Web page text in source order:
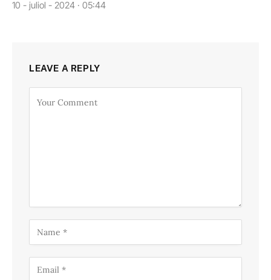
10 - juliol - 2024 · 05:44
LEAVE A REPLY